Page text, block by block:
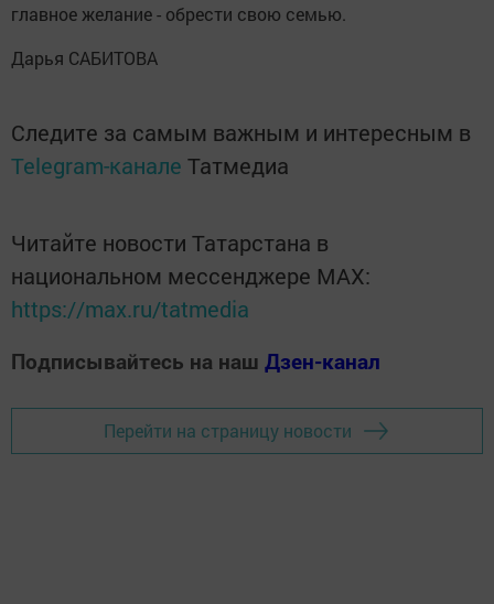
главное желание - обрести свою семью.
Дарья САБИТОВА
Следите за самым важным и интересным в
Telegram-канале Татмедиа
Читайте новости Татарстана в
национальном мессенджере MАХ:
https://max.ru/tatmedia
Подписывайтесь на наш Дзен-канал
Перейти на страницу новости